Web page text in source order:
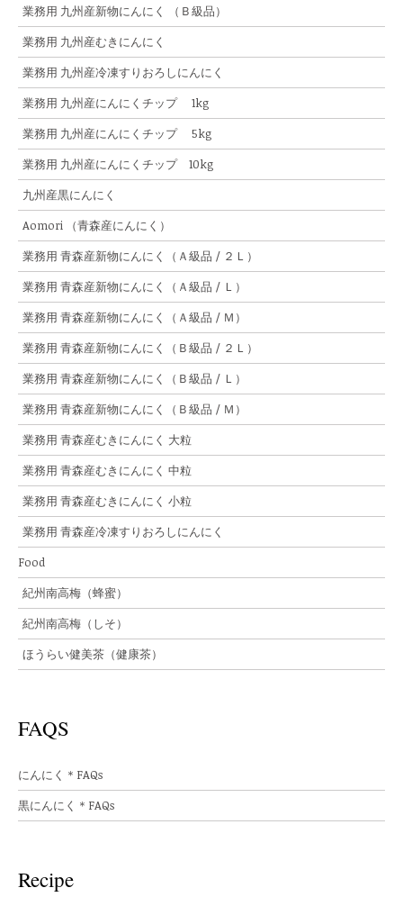
業務用 九州産新物にんにく （Ｂ級品）
業務用 九州産むきにんにく
業務用 九州産冷凍すりおろしにんにく
業務用 九州産にんにくチップ 1kg
業務用 九州産にんにくチップ 5kg
業務用 九州産にんにくチップ 10kg
九州産黒にんにく
Aomori （青森産にんにく）
業務用 青森産新物にんにく（Ａ級品 / ２Ｌ）
業務用 青森産新物にんにく（Ａ級品 / Ｌ）
業務用 青森産新物にんにく（Ａ級品 / Ｍ）
業務用 青森産新物にんにく（Ｂ級品 / ２Ｌ）
業務用 青森産新物にんにく（Ｂ級品 / Ｌ）
業務用 青森産新物にんにく（Ｂ級品 / Ｍ）
業務用 青森産むきにんにく 大粒
業務用 青森産むきにんにく 中粒
業務用 青森産むきにんにく 小粒
業務用 青森産冷凍すりおろしにんにく
Food
紀州南高梅（蜂蜜）
紀州南高梅（しそ）
ほうらい健美茶（健康茶）
FAQS
にんにく＊FAQs
黒にんにく＊FAQs
Recipe